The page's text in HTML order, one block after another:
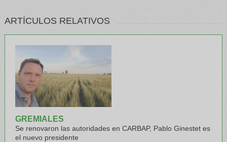
ARTÍCULOS RELATIVOS
GREMIALES
Se renovaron las autoridades en CARBAP, Pablo Ginestet es
el nuevo presidente